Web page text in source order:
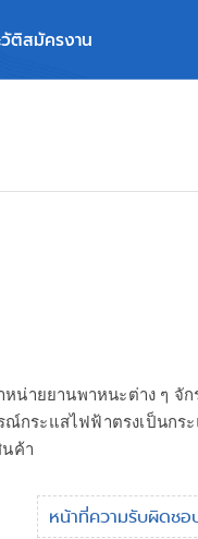
วัติสมัครงาน
น่ายยานพาหนะต่าง ๆ จั
กระแสไฟฟ้าตรงเป็นกร
ค้า
หน้าที่ความรับผิดชอ